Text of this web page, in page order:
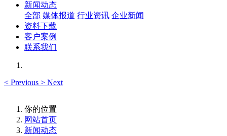
新闻动态
全部 媒体报道 行业资讯 企业新闻
资料下载
客户案例
联系我们
< Previous > Next
你的位置
网站首页
新闻动态